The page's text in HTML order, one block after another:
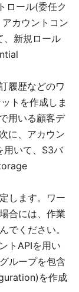
ロール(委任ク
カウントコン
、新規ロール
履歴などのワ
トを作成しま
用いる顧客デ
に、アカウン
用いて、S3バ
します。ワー
合には、作業
でください。
トAPIを用い
ループを包含
を作成